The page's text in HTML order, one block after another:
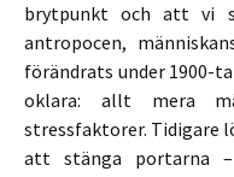
brytpunkt och att vi
antropocen,
förändrats under 1900-
oklara: allt mera
stressfaktorer. Tidigare
att stänga portarna